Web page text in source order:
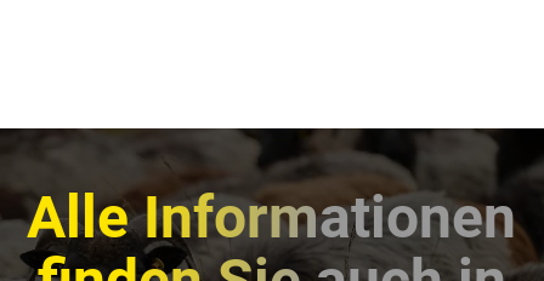
Alle Informationen